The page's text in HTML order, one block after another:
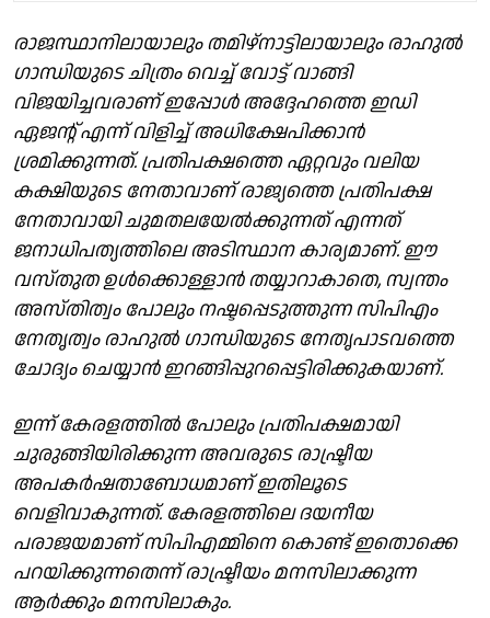
രാജസ്ഥാനിലായാലും തമിഴ്നാട്ടിലായാലും രാഹുൽ
ഗാന്ധിയുടെ ചിത്രം വെച്ച് വോട്ട് വാങ്ങി
വിജയിച്ചവരാണ് ഇപ്പോൾ അദ്ദേഹത്തെ ഇഡി
ഏജന്റ് എന്ന് വിളിച്ച് അധിക്ഷേപിക്കാൻ
ശ്രമിക്കുന്നത്. പ്രതിപക്ഷത്തെ ഏറ്റവും വലിയ
കക്ഷിയുടെ നേതാവാണ് രാജ്യത്തെ പ്രതിപക്ഷ
നേതാവായി ചുമതലയേൽക്കുന്നത് എന്നത്
ജനാധിപത്യത്തിലെ അടിസ്ഥാന കാര്യമാണ്. ഈ
വസ്തുത ഉൾക്കൊള്ളാൻ തയ്യാറാകാതെ, സ്വന്തം
അസ്തിത്വം പോലും നഷ്ടപ്പെടുത്തുന്ന സിപിഎം
നേതൃത്വം രാഹുൽ ഗാന്ധിയുടെ നേതൃപാടവത്തെ
ചോദ്യം ചെയ്യാൻ ഇറങ്ങിപ്പുറപ്പെട്ടിരിക്കുകയാണ്.
ഇന്ന് കേരളത്തിൽ പോലും പ്രതിപക്ഷമായി
ചുരുങ്ങിയിരിക്കുന്ന അവരുടെ രാഷ്ട്രീയ
അപകർഷതാബോധമാണ് ഇതിലൂടെ
വെളിവാകുന്നത്. കേരളത്തിലെ ദയനീയ
പരാജയമാണ് സിപിഎമ്മിനെ കൊണ്ട് ഇതൊക്കെ
പറയിക്കുന്നതെന്ന് രാഷ്ട്രീയം മനസിലാക്കുന്ന
ആർക്കും മനസിലാകും.